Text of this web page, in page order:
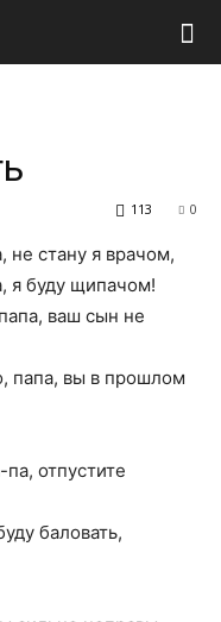
0
113
не стану я врачом,
я буду щипачом!
ваш сын не
папа, вы в прошлом
отпустите
баловать,